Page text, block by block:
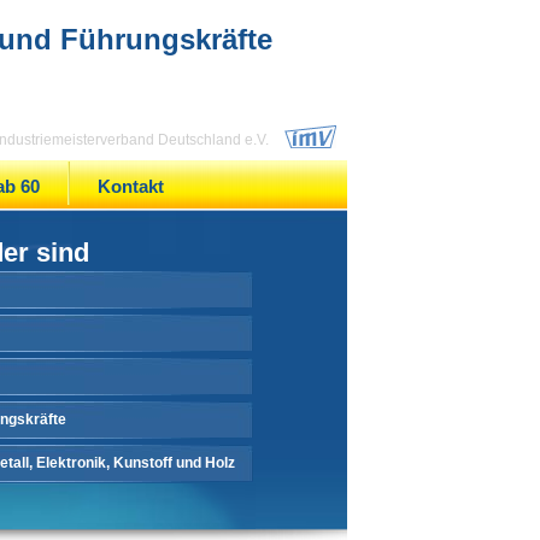
Führungskräfte
Deutschland e.V.
60 Kontakt
sind
Elektronik, Kunstoff und Holz